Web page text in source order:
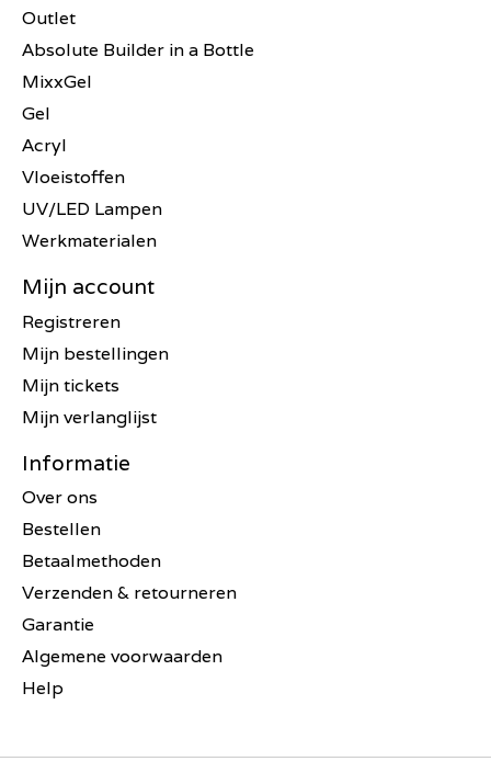
Outlet
Absolute Builder in a Bottle
MixxGel
Gel
Acryl
Vloeistoffen
UV/LED Lampen
Werkmaterialen
Mijn account
Registreren
Mijn bestellingen
Mijn tickets
Mijn verlanglijst
Informatie
Over ons
Bestellen
Betaalmethoden
Verzenden & retourneren
Garantie
Algemene voorwaarden
Help